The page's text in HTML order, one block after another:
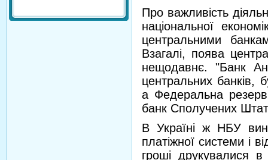
Про важливість
національної
центральними
Взагалі, поява
нещодавнє. "Банк
центральних банків,
а Федеральна
банк Сполучених
В Україні ж НБУ
платіжної системи і
гроші друкувалися в